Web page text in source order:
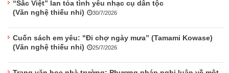
“Sắc Việt” lan tỏa tình yêu nhạc cụ dân tộc
(Văn nghệ thiếu nhi)
30/7/2026
Cuốn sách em yêu: "Đi chợ ngày mưa” (Tamami Kowase)
(Văn nghệ thiếu nhi)
25/7/2026